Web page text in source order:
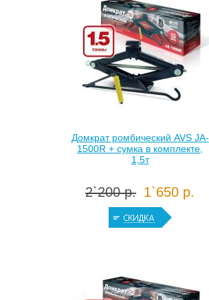
Домкрат ромбический AVS JA-
1500R + сумка в комплекте,
1,5т
2`200 р. 1`650 р.